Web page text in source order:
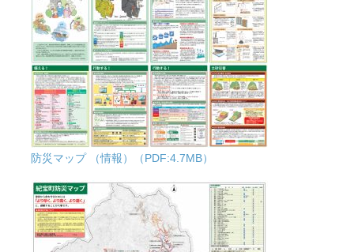
防災マップ （情報）（PDF:4.7MB）